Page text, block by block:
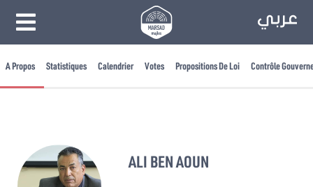
A Propos Statistiques Calendrier Votes Propositions De Loi Contrôle
ALI BEN AOUN